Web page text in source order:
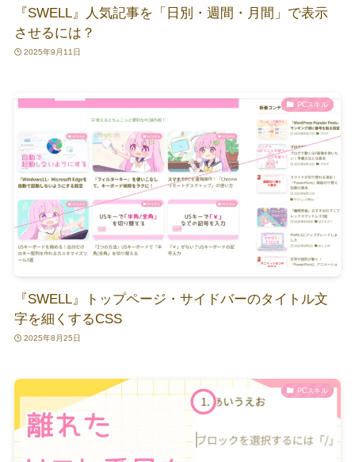
『SWELL』人気記事を「日別・週間・月間」で表示
させるには？
2025年9月11日
PCスキル
『SWELL』トップページ・サイドバーのタイトル文
字を細くするCSS
2025年8月25日
PCスキル